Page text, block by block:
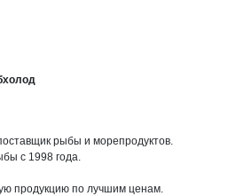
рыбы и морепродуктов.
с 1998 года.
продукцию по лучшим ценам.